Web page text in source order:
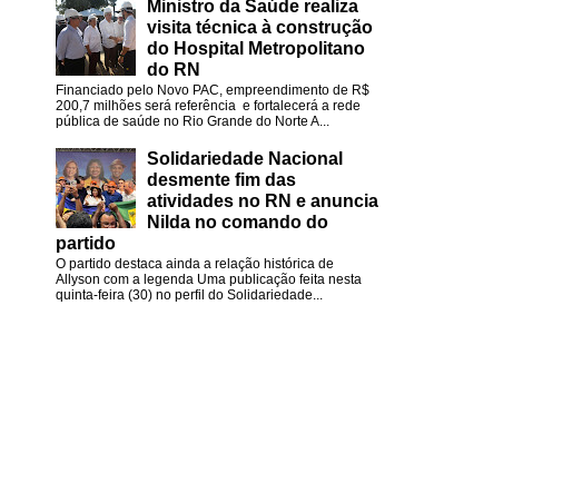
Ministro da Saúde realiza
visita técnica à construção
do Hospital Metropolitano
do RN
Financiado pelo Novo PAC, empreendimento de R$
200,7 milhões será referência e fortalecerá a rede
pública de saúde no Rio Grande do Norte A...
Solidariedade Nacional
desmente fim das
atividades no RN e anuncia
Nilda no comando do
partido
O partido destaca ainda a relação histórica de
Allyson com a legenda Uma publicação feita nesta
quinta-feira (30) no perfil do Solidariedade...